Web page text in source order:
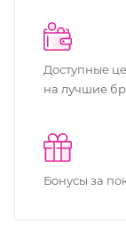
Доступные
на лучшие
Бонусы за